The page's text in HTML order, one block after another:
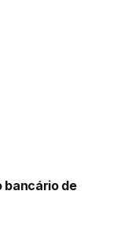
bancário de